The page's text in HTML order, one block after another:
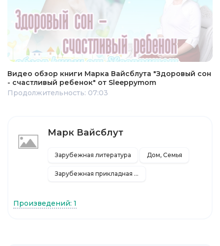
Видео обзор книги Марка Вайсблута "Здоровый сон
- счастливый ребенок" от Sleeppymom
Продолжительность: 07:03
Марк Вайсблут
Зарубежная литература Дом, Семья
Зарубежная прикладная и научно-популярная литература
Произведений: 1